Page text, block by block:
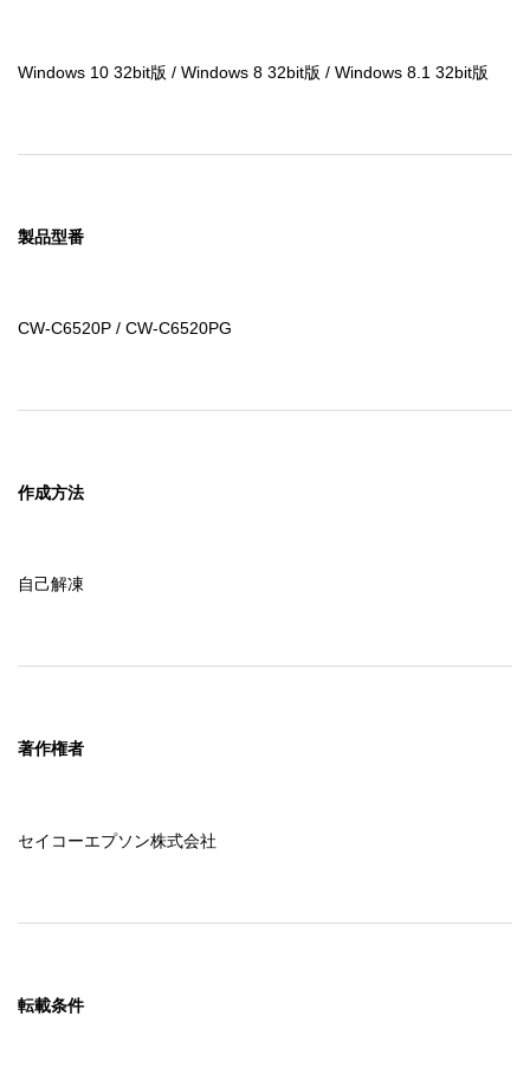
Windows 10 32bit版 / Windows 8 32bit版 / Windows 8.1 32bit版
製品型番
CW-C6520P / CW-C6520PG
作成方法
自己解凍
著作権者
セイコーエプソン株式会社
転載条件